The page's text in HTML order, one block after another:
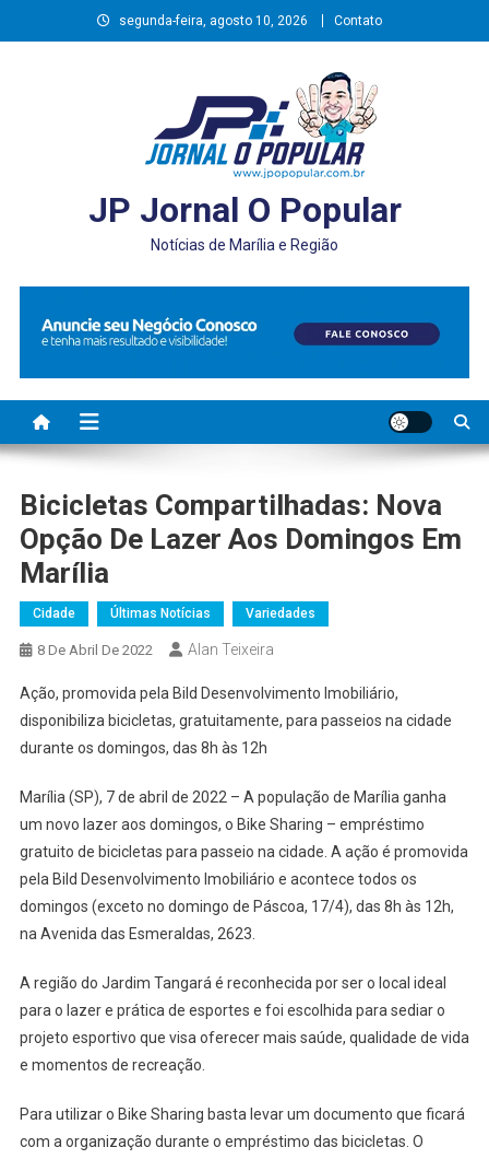
to
segunda-feira, agosto 10, 2026 Contato
JP Jornal O Popular
Notícias de Marília e Região
Bicicletas Compartilhadas: Nova
Opção De Lazer Aos Domingos Em
Marília
Cidade Últimas Notícias Variedades
8 De Abril De 2022 Alan Teixeira
Ação, promovida pela Bild Desenvolvimento Imobiliário,
disponibiliza bicicletas, gratuitamente, para passeios na cidade
durante os domingos, das 8h às 12h
Marília (SP), 7 de abril de 2022 – A população de Marília ganha
um novo lazer aos domingos, o Bike Sharing – empréstimo
gratuito de bicicletas para passeio na cidade. A ação é promovida
pela Bild Desenvolvimento Imobiliário e acontece todos os
domingos (exceto no domingo de Páscoa, 17/4), das 8h às 12h,
na Avenida das Esmeraldas, 2623.
A região do Jardim Tangará é reconhecida por ser o local ideal
para o lazer e prática de esportes e foi escolhida para sediar o
projeto esportivo que visa oferecer mais saúde, qualidade de vida
e momentos de recreação.
Para utilizar o Bike Sharing basta levar um documento que ficará
com a organização durante o empréstimo das bicicletas. O